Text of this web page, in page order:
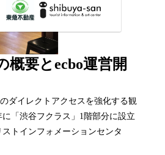
概要とecbo運営開
のダイレクトアクセスを強化する観
「渋谷フクラス」1階部分に設立
トインフォメーションセンタ